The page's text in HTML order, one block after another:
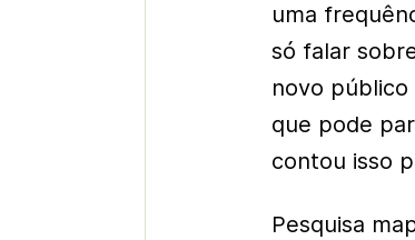
uma
só falar
novo público
que pode
contou isso
Pesquisa